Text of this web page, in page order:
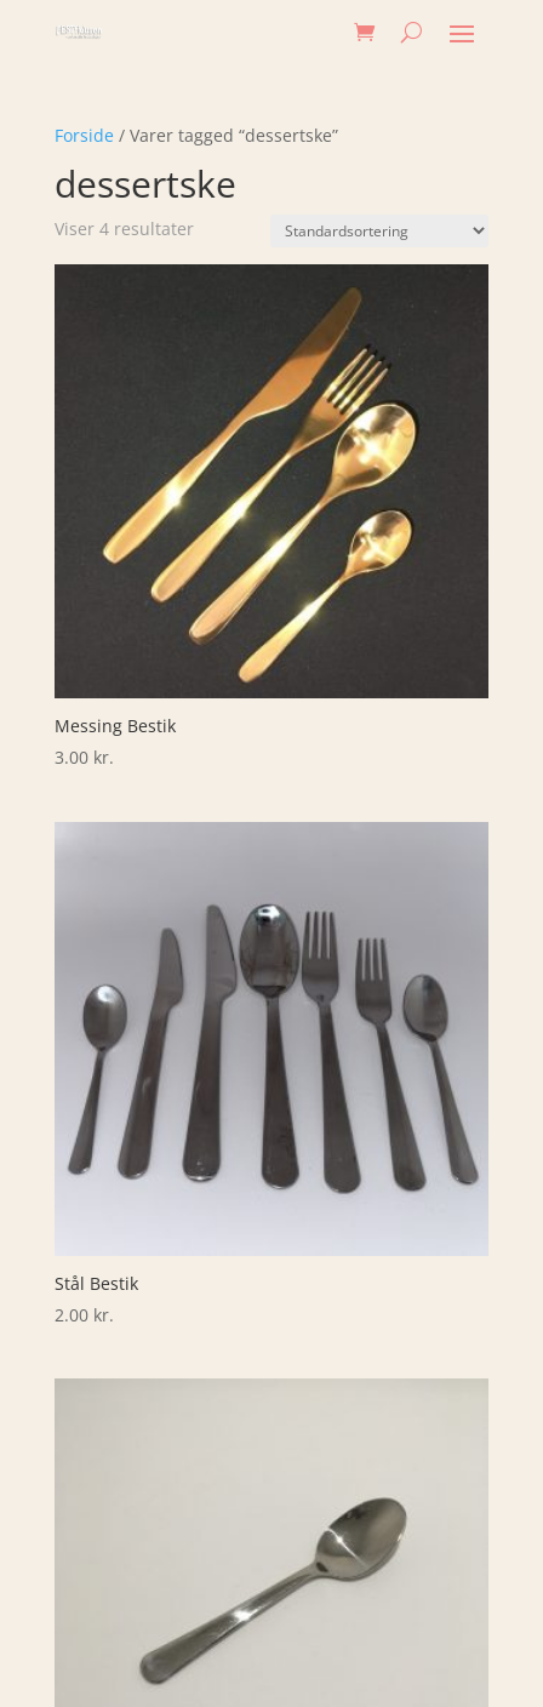
Forside/ Varer tagged “dessertske”
dessertske
Viser 4 resultater
Messing Bestik
3.00 kr.
Stål Bestik
2.00 kr.